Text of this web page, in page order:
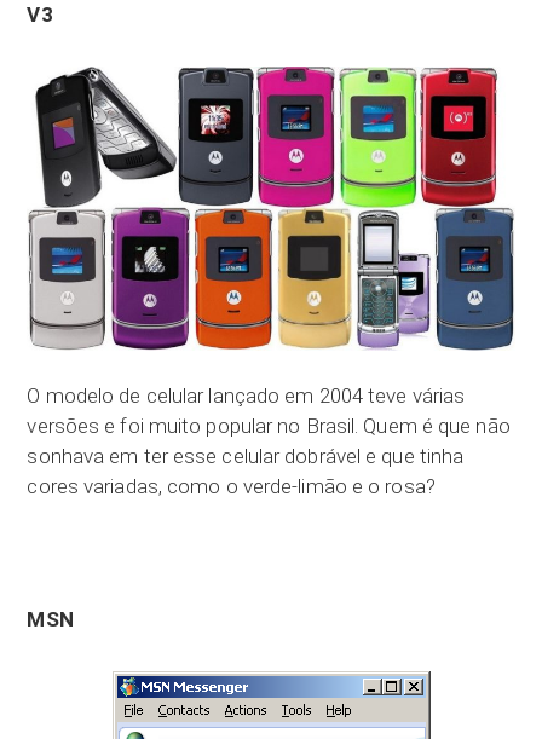
V3
O modelo de celular lançado em 2004 teve várias
versões e foi muito popular no Brasil. Quem é que não
sonhava em ter esse celular dobrável e que tinha
cores variadas, como o verde-limão e o rosa?
MSN